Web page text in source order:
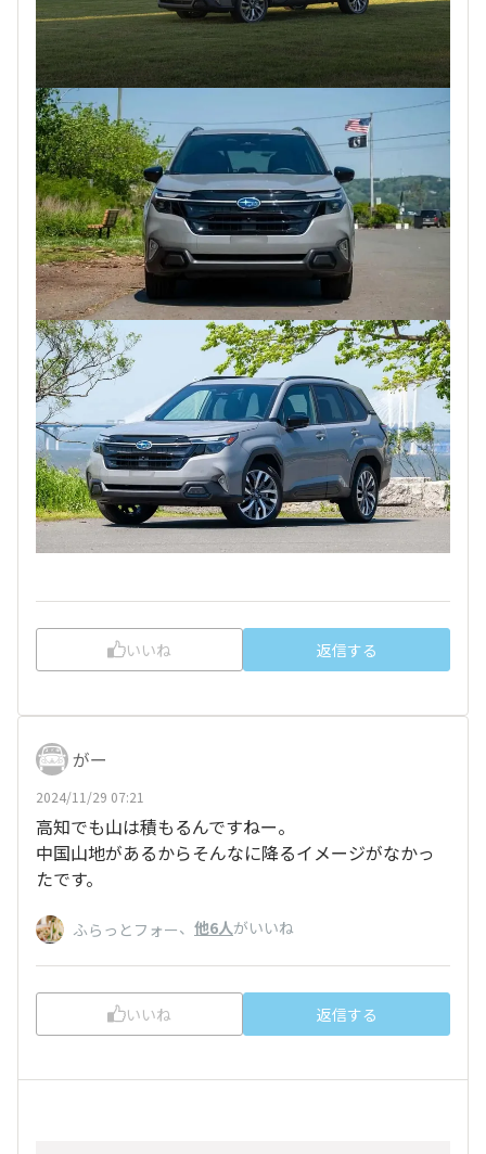
いいね 返信する
がー
2024/11/29 07:21
高知でも山は積もるんですねー。
中国山地があるからそんなに降るイメージがなかっ
たです。
ふらっとフォー、 他6人がいいね
いいね 返信する